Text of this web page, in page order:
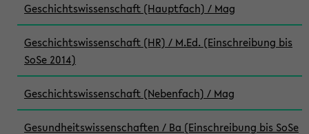
Geschichtswissenschaft (Hauptfach) / Mag
Geschichtswissenschaft (HR) / M.Ed. (Einschreibung bis
SoSe 2014)
Geschichtswissenschaft (Nebenfach) / Mag
Gesundheitswissenschaften / Ba (Einschreibung bis SoSe